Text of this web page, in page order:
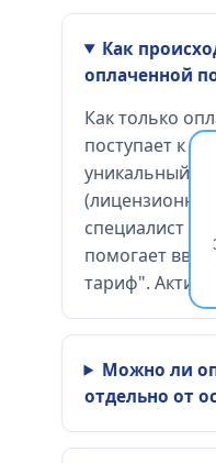
Как
оплаченной
Как только
поступает к
уникальный
специалист
помогает
тариф".
Можно ли
отдельно от